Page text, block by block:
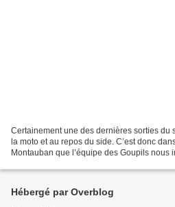
Certainement une des dernières sorties du
la moto et au repos du side. C’est donc
Montauban que l’équipe des Goupils nous
Hébergé par Overblog